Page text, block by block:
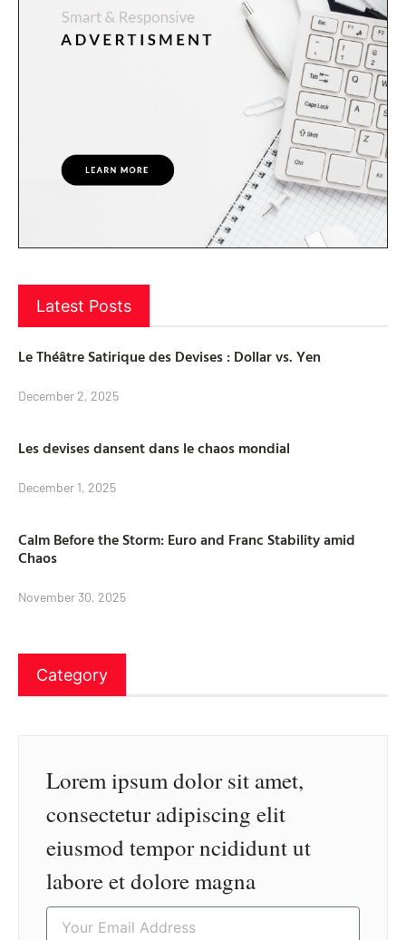
Latest Posts
Le Théâtre Satirique des Devises : Dollar vs. Yen
December 2, 2025
Les devises dansent dans le chaos mondial
December 1, 2025
Calm Before the Storm: Euro and Franc Stability amid
Chaos
November 30, 2025
Category
Lorem ipsum dolor sit amet,
consectetur adipiscing elit
eiusmod tempor ncididunt ut
labore et dolore magna